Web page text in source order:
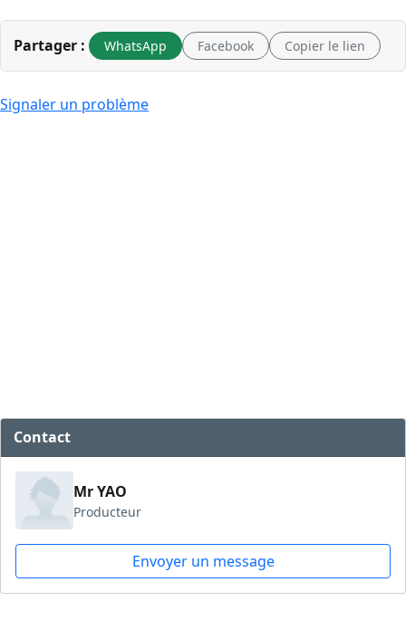
Partager : WhatsApp Facebook Copier le lien
Signaler un problème
Contact
Mr YAO
Producteur
Envoyer un message